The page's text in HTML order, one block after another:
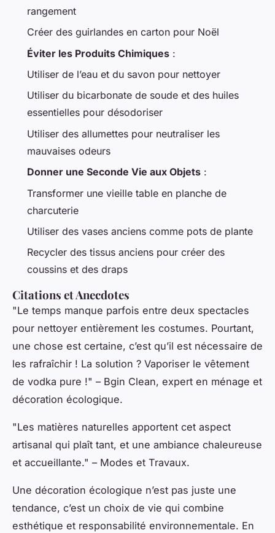
rangement
Créer des guirlandes en carton pour Noël
Éviter les Produits Chimiques :
Utiliser de l’eau et du savon pour nettoyer
Utiliser du bicarbonate de soude et des huiles
essentielles pour désodoriser
Utiliser des allumettes pour neutraliser les
mauvaises odeurs
Donner une Seconde Vie aux Objets :
Transformer une vieille table en planche de
charcuterie
Utiliser des vases anciens comme pots de plante
Recycler des tissus anciens pour créer des
coussins et des draps
Citations et Anecdotes
"Le temps manque parfois entre deux spectacles
pour nettoyer entièrement les costumes. Pourtant,
une chose est certaine, c’est qu’il est nécessaire de
les rafraîchir ! La solution ? Vaporiser le vêtement
de vodka pure !" – Bgin Clean, expert en ménage et
décoration écologique.
"Les matières naturelles apportent cet aspect
artisanal qui plaît tant, et une ambiance chaleureuse
et accueillante." – Modes et Travaux.
Une décoration écologique n’est pas juste une
tendance, c’est un choix de vie qui combine
esthétique et responsabilité environnementale. En